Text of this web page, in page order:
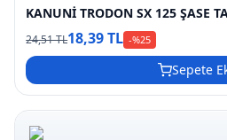
KANUNİ TRODON SX 125 ŞASE
24,51 TL18,39 TL -%25
Sepete